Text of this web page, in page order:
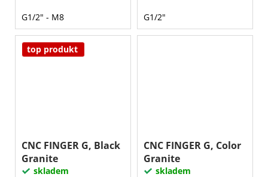
G1/2" - M8 G1/2"
top produkt
CNC FINGER G, Black
Granite
skladem
CNC FINGER G, Color
Granite
skladem